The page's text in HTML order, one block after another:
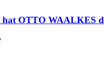
OTTO WAALKES